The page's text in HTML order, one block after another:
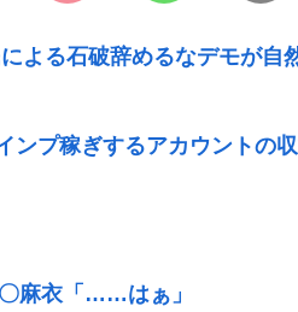
よる石破辞めるなデモが自
ンプ稼ぎするアカウントの
麻衣「……はぁ」